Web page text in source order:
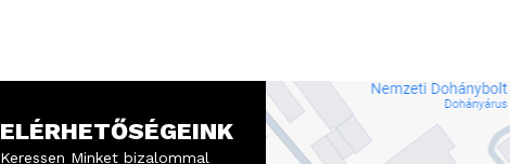
ELÉRHETŐSÉGEINK
Keressen Minket bizalommal